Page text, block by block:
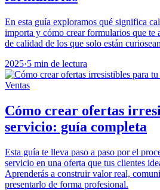
En esta guía exploramos qué significa
importa y cómo crear formularios que te
de calidad de los que solo están
2025·5 min de lectura
Ventas
Cómo crear ofertas
servicio: guía completa
Esta guía te lleva paso a paso por el
servicio en una oferta que tus clientes
Aprenderás a construir valor real,
presentarlo de forma profesional.